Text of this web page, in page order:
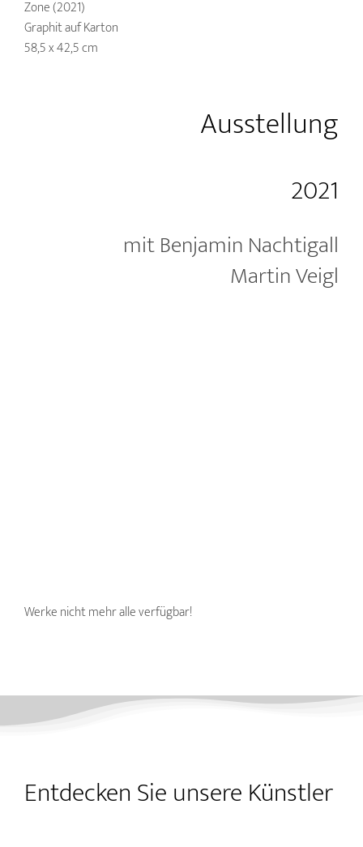
Zone (2021)
Graphit auf Karton
58,5 x 42,5 cm
Ausstellung
2021
mit Benjamin Nachtigall
Martin Veigl
Werke nicht mehr alle verfügbar!
Entdecken Sie unsere Künstler